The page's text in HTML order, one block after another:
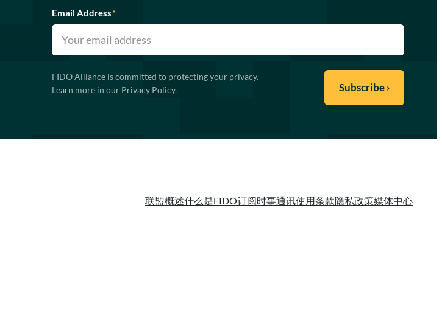
Email Address*
FIDO Alliance is committed to protecting your privacy.
Learn more in our Privacy Policy.
联盟概述什么是FIDO订阅时事通讯使用条款隐私政策媒体中心